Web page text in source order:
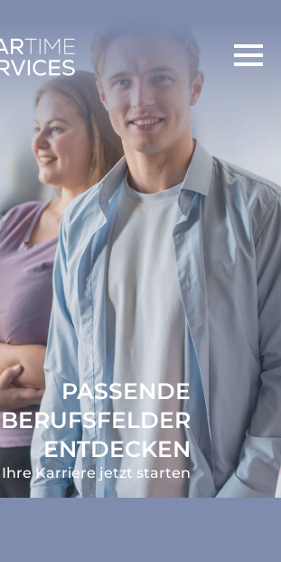
PASSENDE
BERUFSFELDER
ENTDECKEN
Ihre Karriere jetzt starten